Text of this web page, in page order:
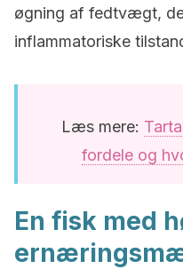
øgning af fedtvægt,
inflammatoriske
Læs mere:
fordele og
En fisk med